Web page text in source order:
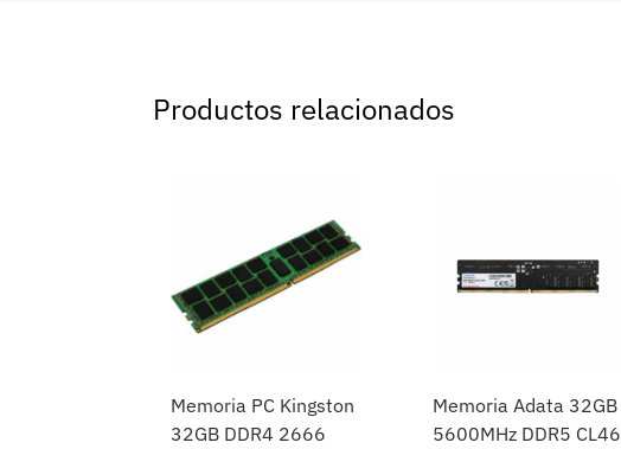
Productos relacionados
Memoria PC Kingston
32GB DDR4 2666
Memoria Adata 32GB
5600MHz DDR5 CL46